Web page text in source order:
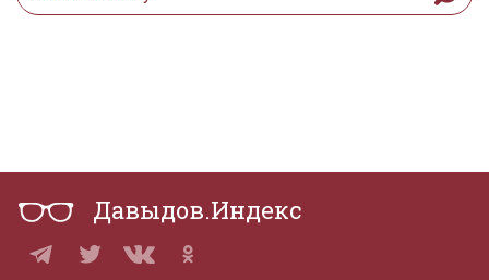
Давыдов.Индекс